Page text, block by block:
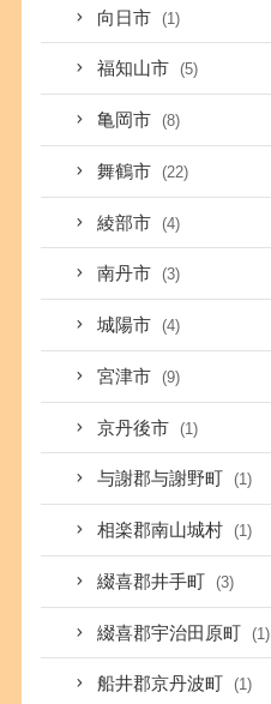
向日市 (1)
福知山市 (5)
亀岡市 (8)
舞鶴市 (22)
綾部市 (4)
南丹市 (3)
城陽市 (4)
宮津市 (9)
京丹後市 (1)
与謝郡与謝野町 (1)
相楽郡南山城村 (1)
綴喜郡井手町 (3)
綴喜郡宇治田原町 (1)
船井郡京丹波町 (1)